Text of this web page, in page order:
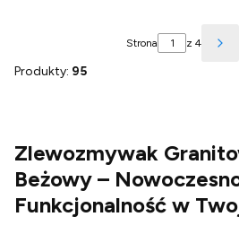
Strona z 4
Produkty: 95
Zlewozmywak
Beżowy –
Funkcjonalność w